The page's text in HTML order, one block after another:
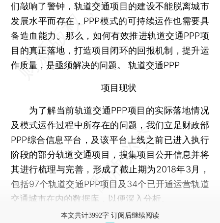
们敲响了警钟，轨道交通项目的建设不能脱离城市
发展水平而存在，PPP模式的可持续运作也需要具
备造血能力。那么，如何有效推进轨道交通PPP项
目的真正落地，打造项目闭环的回报机制，提升运
作质量，是亟须解决的问题。 轨道交通PPP
项目现状
为了解当前轨道交通PPP项目的实际落地情况
及模式运作过程中所存在的问题，我们立足财政部
PPP综合信息平台，及该平台上线之前已进入执行
阶段的部分轨道交通项目，搜集项目公开信息并将
其进行梳理与完善，形成了截止期为2018年3月，
包括97个轨道交通PPP项目及34个已开通运营轨道
交通城市在内的数据库，以便深入分析。
本文共计3992字 订阅后继续阅读